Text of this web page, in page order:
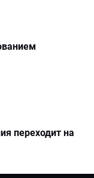
переходит на